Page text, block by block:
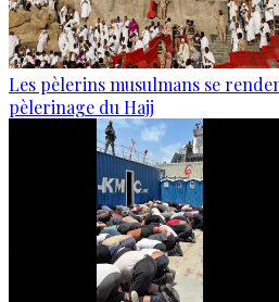
Les pèlerins musulmans se
pèlerinage du Hajj